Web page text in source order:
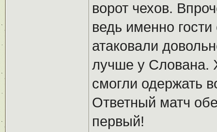
ворот чехов.
ведь именно
атаковали
лучше у Слована.
смогли одержать
Ответный матч
первый!